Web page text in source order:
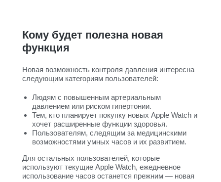
Кому будет полезна новая
функция
Новая возможность контроля давления интересна
следующим категориям пользователей:
Людям с повышенным артериальным
давлением или риском гипертонии.
Тем, кто планирует покупку новых Apple Watch и
хочет расширенные функции здоровья.
Пользователям, следящим за медицинскими
возможностями умных часов и их развитием.
Для остальных пользователей, которые
используют текущие Apple Watch, ежедневное
использование часов останется прежним — новая